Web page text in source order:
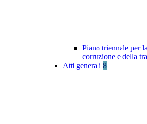
Piano triennale per
corruzione e della
Atti generali 8